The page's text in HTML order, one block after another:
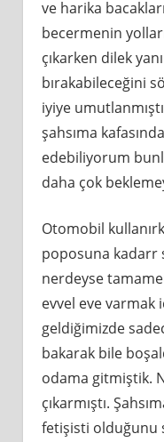
ve harika
becermenin
çıkarken dilek
bırakabileceğini
iyiye
şahsıma
edebiliyorum
daha çok
Otomobil
poposuna kadarr
nerdeyse
evvel eve varmak
geldiğimizde
bakarak bile
odama gitmiştik.
çıkarmıştı.
fetişisti olduğunu